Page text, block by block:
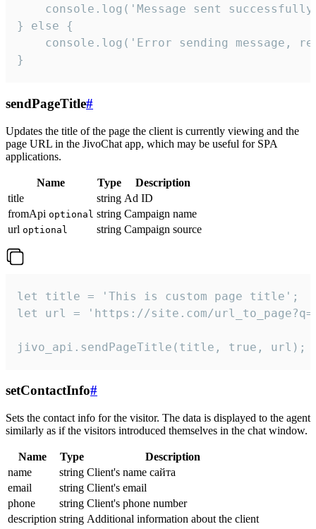
console.log('Message sent
} else {
console.log('Error sending message,
}
sendPageTitle#
Updates the title of the page the client is currently viewing and the
page URL in the JivoChat app, which may be useful for SPA
applications.
Name Type
Description
title
string Ad ID
fromApi optional string Campaign name
url optional string Campaign source
let title = 'This is custom page title';
let url = 'https://site.com/
jivo_api.sendPageTitle(title, true, url);
setContactInfo#
Sets the contact info for the visitor. The data is displayed to the agent
similarly as if the visitors introduced themselves in the chat window.
Name Type
Description
name
string Client's name сайта
email
string Client's email
phone
string Client's phone number
description string Additional information about the client